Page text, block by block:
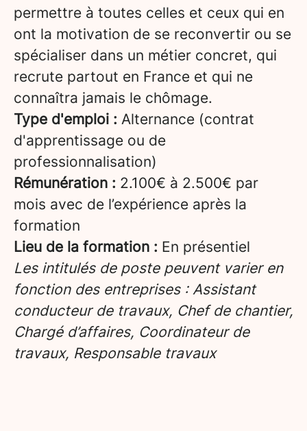
permettre à toutes celles et ceux qui en
ont la motivation de se reconvertir ou se
spécialiser dans un métier concret, qui
recrute partout en France et qui ne
connaîtra jamais le chômage.
Type d'emploi : Alternance (contrat
d'apprentissage ou de
professionnalisation)
Rémunération : 2.100€ à 2.500€ par
mois avec de l’expérience après la
formation
Lieu de la formation : En présentiel
Les intitulés de poste peuvent varier en
fonction des entreprises : Assistant
conducteur de travaux, Chef de chantier,
Chargé d’affaires, Coordinateur de
travaux, Responsable travaux